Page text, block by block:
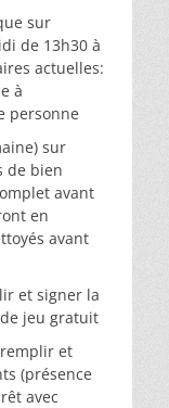
sur
de 13h30 à
actuelles:
à
personne
sur
de bien
avant
en
avant
et signer la
jeu gratuit
remplir et
(présence
avec